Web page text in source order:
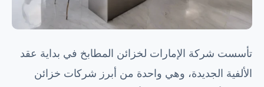
تأسست شركة الإمارات لخزائن المطابخ في بداية عقد
الألفية الجديدة، وهي واحدة من أبرز شركات خزائن